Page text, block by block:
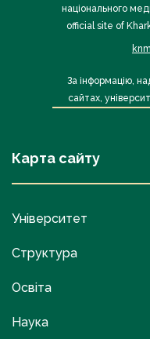
національного
official site of
За інформацію,
сайтах,
Карта сайту
Університет
Структура
Освіта
Наука